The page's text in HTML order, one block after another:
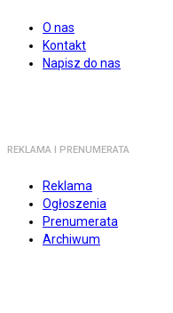
O nas
Kontakt
Napisz do nas
REKLAMA I PRENUMERATA
Reklama
Ogłoszenia
Prenumerata
Archiwum